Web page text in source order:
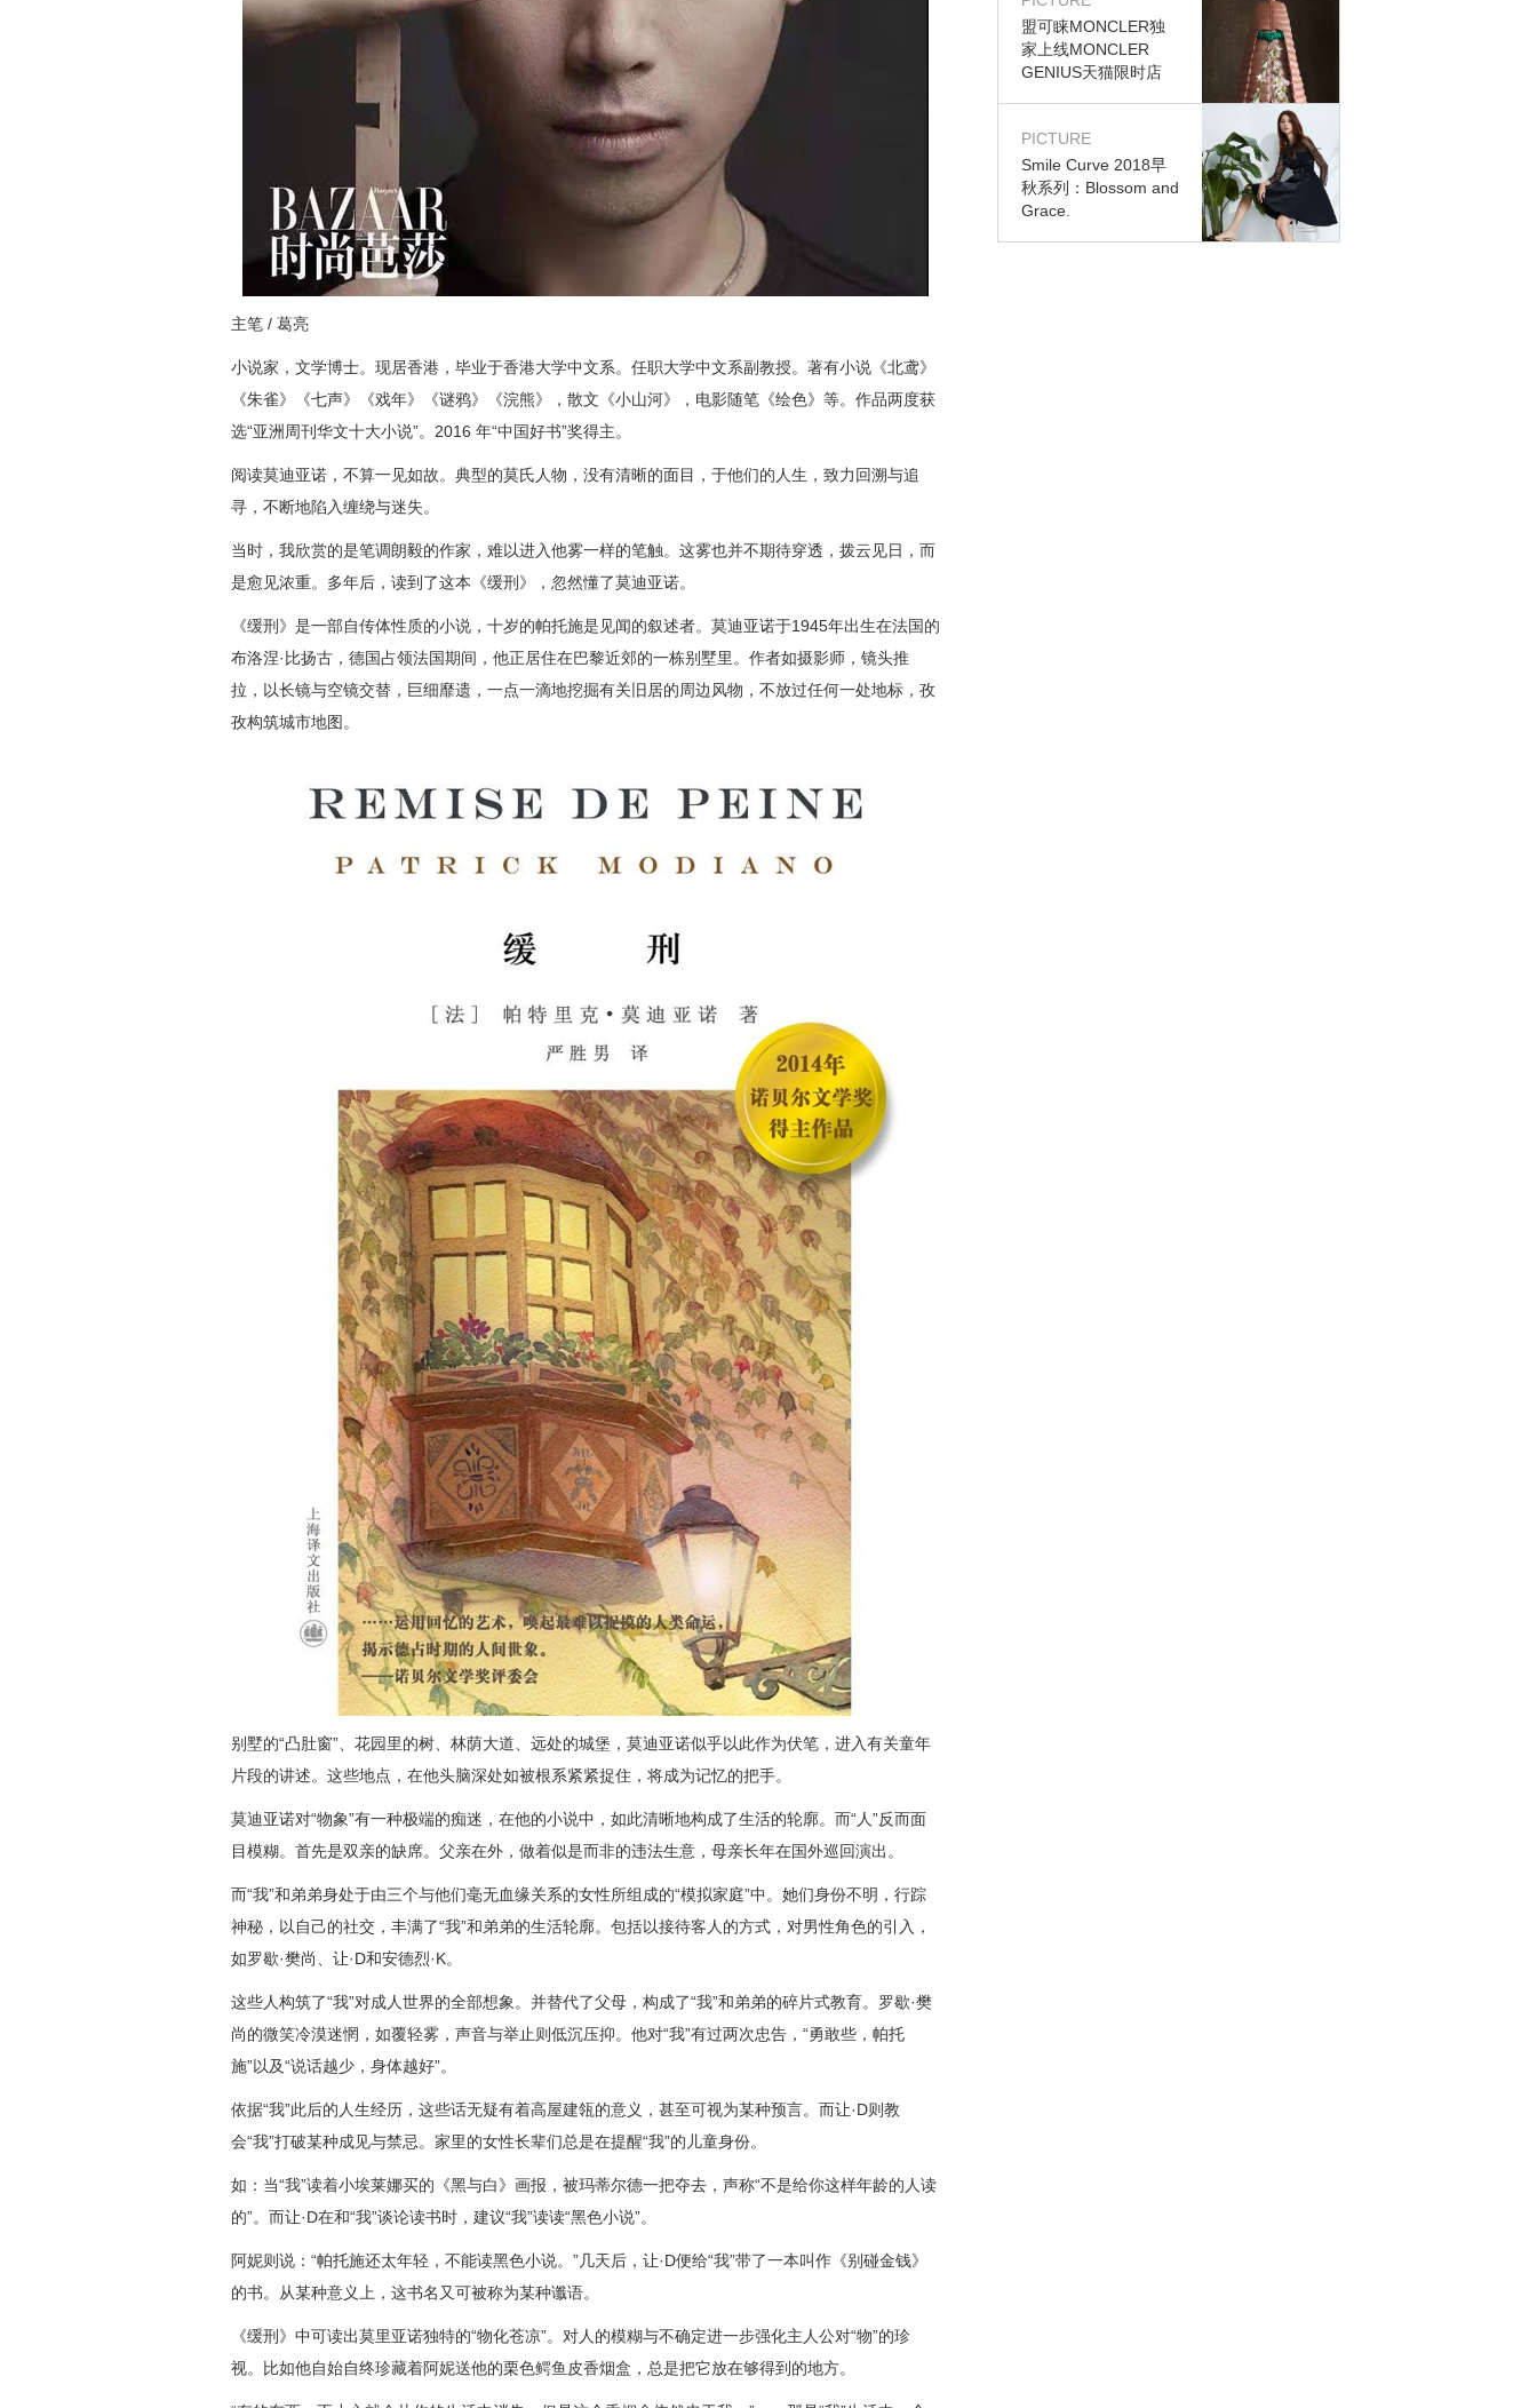
主笔 / 葛亮
小说家，文学博士。现居香港，毕业于香港大学中文系。任职大学中文系副教授。著有小说《北鸢》
《朱雀》《七声》《戏年》《谜鸦》《浣熊》，散文《小山河》，电影随笔《绘色》等。作品两度获
选“亚洲周刊华文十大小说”。2016 年“中国好书”奖得主。
阅读莫迪亚诺，不算一见如故。典型的莫氏人物，没有清晰的面目，于他们的人生，致力回溯与追
寻，不断地陷入缠绕与迷失。
当时，我欣赏的是笔调朗毅的作家，难以进入他雾一样的笔触。这雾也并不期待穿透，拨云见日，而
是愈见浓重。多年后，读到了这本《缓刑》，忽然懂了莫迪亚诺。
《缓刑》是一部自传体性质的小说，十岁的帕托施是见闻的叙述者。莫迪亚诺于1945年出生在法国的
布洛涅·比扬古，德国占领法国期间，他正居住在巴黎近郊的一栋别墅里。作者如摄影师，镜头推
拉，以长镜与空镜交替，巨细靡遗，一点一滴地挖掘有关旧居的周边风物，不放过任何一处地标，孜
孜构筑城市地图。
别墅的“凸肚窗”、花园里的树、林荫大道、远处的城堡，莫迪亚诺似乎以此作为伏笔，进入有关童年
片段的讲述。这些地点，在他头脑深处如被根系紧紧捉住，将成为记忆的把手。
莫迪亚诺对“物象”有一种极端的痴迷，在他的小说中，如此清晰地构成了生活的轮廓。而“人”反而面
目模糊。首先是双亲的缺席。父亲在外，做着似是而非的违法生意，母亲长年在国外巡回演出。
而“我”和弟弟身处于由三个与他们毫无血缘关系的女性所组成的“模拟家庭”中。她们身份不明，行踪
神秘，以自己的社交，丰满了“我”和弟弟的生活轮廓。包括以接待客人的方式，对男性角色的引入，
如罗歇·樊尚、让·D和安德烈·K。
这些人构筑了“我”对成人世界的全部想象。并替代了父母，构成了“我”和弟弟的碎片式教育。罗歇·樊
尚的微笑冷漠迷惘，如覆轻雾，声音与举止则低沉压抑。他对“我”有过两次忠告，“勇敢些，帕托
施”以及“说话越少，身体越好”。
依据“我”此后的人生经历，这些话无疑有着高屋建瓴的意义，甚至可视为某种预言。而让·D则教
会“我”打破某种成见与禁忌。家里的女性长辈们总是在提醒“我”的儿童身份。
如：当“我”读着小埃莱娜买的《黑与白》画报，被玛蒂尔德一把夺去，声称“不是给你这样年龄的人读
的”。而让·D在和“我”谈论读书时，建议“我”读读“黑色小说”。
阿妮则说：“帕托施还太年轻，不能读黑色小说。”几天后，让·D便给“我”带了一本叫作《别碰金钱》
的书。从某种意义上，这书名又可被称为某种谶语。
《缓刑》中可读出莫里亚诺独特的“物化苍凉”。对人的模糊与不确定进一步强化主人公对“物”的珍
视。比如他自始自终珍藏着阿妮送他的栗色鳄鱼皮香烟盒，总是把它放在够得到的地方。
盟可睐MONCLER独
家上线MONCLER
GENIUS天猫限时店
PICTURE
Smile Curve 2018早
秋系列：Blossom and
Grace.